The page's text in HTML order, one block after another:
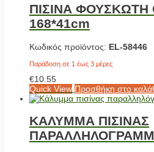
ΠΙΣΙΝΑ ΦΟΥΣΚΩΤΗ
168*41cm
Κωδικός προϊόντος: EL-58446
Παράδοση σε 1 έως 3 μέρες
€10.55
Quick View Προσθήκη στο
ΚΑΛΥΜΜΑ ΠΙΣΙΝΑΣ